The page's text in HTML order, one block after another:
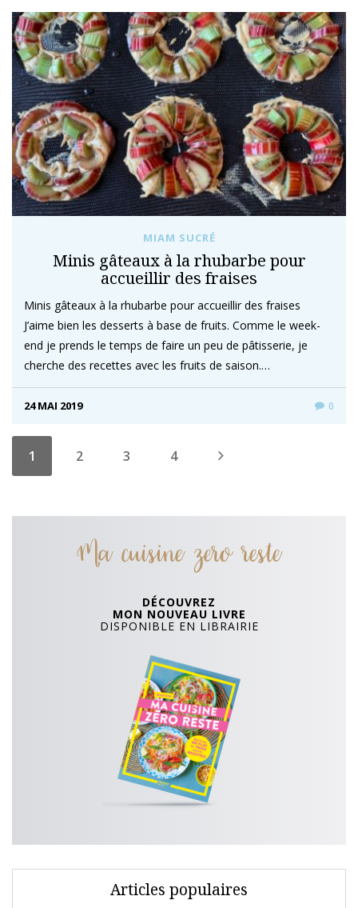
MIAM SUCRÉ
Minis gâteaux à la rhubarbe pour
accueillir des fraises
Minis gâteaux à la rhubarbe pour accueillir des fraises
J’aime bien les desserts à base de fruits. Comme le week-
end je prends le temps de faire un peu de pâtisserie, je
cherche des recettes avec les fruits de saison.…
24 MAI 2019 0
1 2 3 4
Ma cuisine zero reste
DÉCOUVREZ
MON NOUVEAU LIVRE
DISPONIBLE EN LIBRAIRIE
Articles populaires